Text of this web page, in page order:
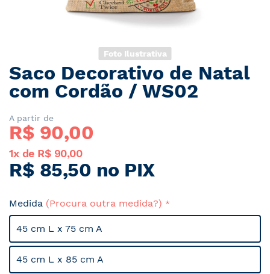
Foto Ilustrativa
Saltar
para
o
da
Galeria
de
imagens
Saco Decorativo de Natal
com Cordão / WS02
A partir de
R$ 90,00
1x de R$ 90,00
R$ 85,50 no PIX
Medida (Procura outra medida?)
45 cm L x 75 cm A
45 cm L x 85 cm A